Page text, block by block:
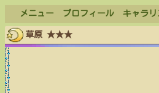
メニュー プロフィール キャラリ
草原 ★★★